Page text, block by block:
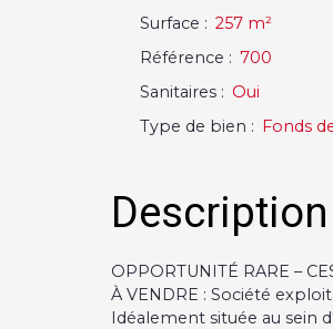
Surface : 257 m²
Référence : 700
Sanitaires : Oui
Type de bien : Fonds
Description
OPPORTUNITÉ RARE –
À VENDRE : Société
Idéalement située au sein